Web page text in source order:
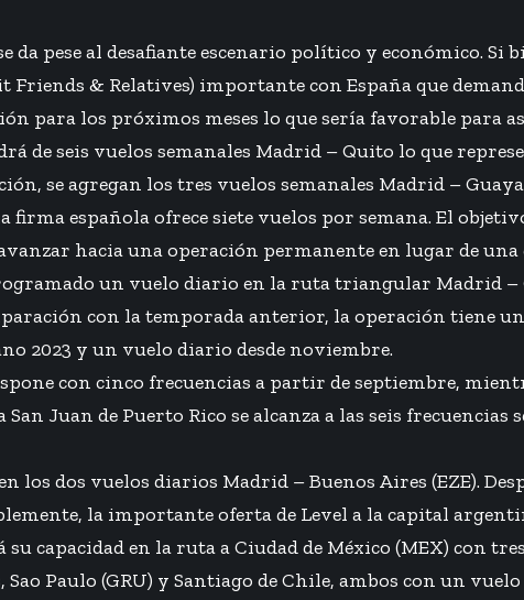
da pese al desafiante escenario político y económico.
Friends & Relatives) importante con España que
para los próximos meses lo que sería favorable para
de seis vuelos semanales Madrid – Quito lo que
se agregan los tres vuelos semanales Madrid –
firma española ofrece siete vuelos por semana. El
hacia una operación permanente en lugar de una
un vuelo diario en la ruta triangular Madrid –
con la temporada anterior, la operación tiene
2023 y un vuelo diario desde noviembre.
con cinco frecuencias a partir de septiembre,
Juan de Puerto Rico se alcanza a las seis
los dos vuelos diarios Madrid – Buenos Aires (EZE).
la importante oferta de Level a la capital
capacidad en la ruta a Ciudad de México (MEX) con
Sao Paulo (GRU) y Santiago de Chile, ambos con un